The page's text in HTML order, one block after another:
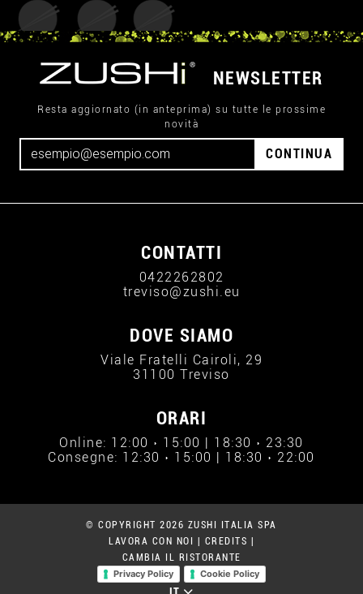
NEWSLETTER
Resta aggiornato (in anteprima) su tutte le prossime
novità
CONTINUA
CONTATTI
0422262802
treviso@zushi.eu
DOVE SIAMO
Viale Fratelli Cairoli, 29
31100 Treviso
ORARI
Online: 12:00 › 15:00 | 18:30 › 23:30
Consegne: 12:30 › 15:00 | 18:30 › 22:00
© COPYRIGHT 2026 ZUSHI ITALIA SPA
LAVORA CON NOI
CREDITS
CAMBIA IL RISTORANTE
Privacy Policy
Cookie Policy